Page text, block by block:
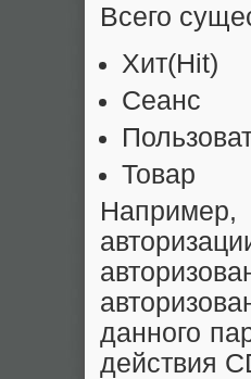
Всего
Хит(Hit)
Сеанс
Товар
Например,
данного
действия